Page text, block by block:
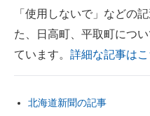
「使用しないで」などの
た、日高町、平取町につ
ています。 詳細な記事はこ
北海道新聞の記事